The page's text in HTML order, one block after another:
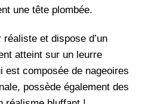
une tête plombée.
et dispose d’un
atteint sur un leurre
est composée de nageoires
possède également des